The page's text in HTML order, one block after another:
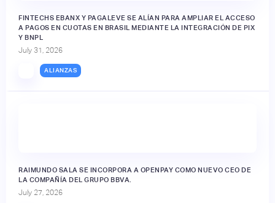
FINTECHS EBANX Y PAGALEVE SE ALÍAN PARA AMPLIAR EL ACCESO
A PAGOS EN CUOTAS EN BRASIL MEDIANTE LA INTEGRACIÓN DE PIX
Y BNPL
July 31, 2026
ALIANZAS
RAIMUNDO SALA SE INCORPORA A OPENPAY COMO NUEVO CEO DE
LA COMPAÑÍA DEL GRUPO BBVA.
July 27, 2026